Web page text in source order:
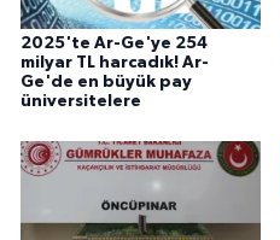
2025'te Ar-Ge'ye 254
milyar TL harcadık! Ar-
Ge'de en büyük pay
üniversitelere